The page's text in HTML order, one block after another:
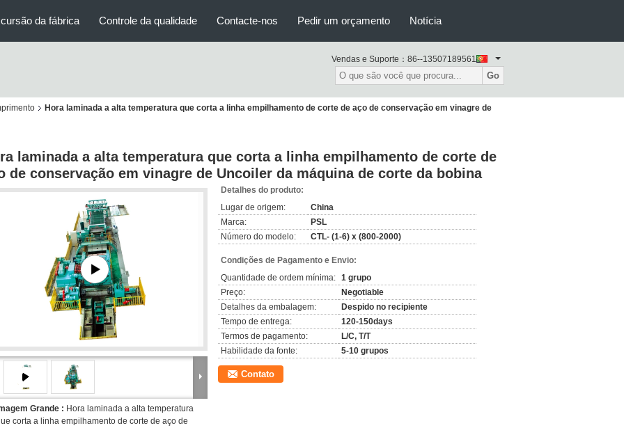
da fábrica Controle da qualidade Contacte-nos Pedir um orçamento Notícia
Vendas e Suporte： 86--13507189561
Go
Hora laminada a alta temperatura que corta a linha empilhamento de corte de aço de conservação em vinagre de
laminada a alta temperatura que corta a linha empilhamento de corte de
de conservação em vinagre de Uncoiler da máquina de corte da bobina
Grande : Hora laminada a alta temperatura
corta a linha empilhamento de corte de aço de
Detalhes do produto:
Lugar de origem:
China
Marca:
PSL
Número do modelo:
CTL- (1-6) x (800-2000)
Condições de Pagamento e Envio:
Quantidade de ordem mínima: 1 grupo
Preço:
Negotiable
Detalhes da embalagem:
Despido no recipiente
Tempo de entrega:
120-150days
Termos de pagamento:
L/C, T/T
Habilidade da fonte:
5-10 grupos
Contato